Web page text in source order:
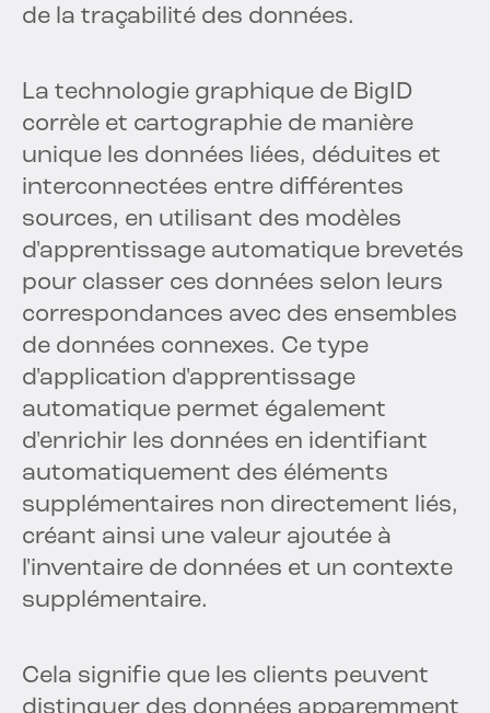
de la traçabilité des données.
La technologie graphique de BigID
corrèle et cartographie de manière
unique les données liées, déduites et
interconnectées entre différentes
sources, en utilisant des modèles
d'apprentissage automatique brevetés
pour classer ces données selon leurs
correspondances avec des ensembles
de données connexes. Ce type
d'application d'apprentissage
automatique permet également
d'enrichir les données en identifiant
automatiquement des éléments
supplémentaires non directement liés,
créant ainsi une valeur ajoutée à
l'inventaire de données et un contexte
supplémentaire.
Cela signifie que les clients peuvent